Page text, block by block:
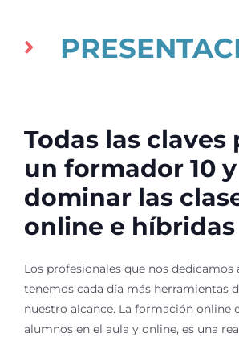
Todas las claves
un formador 10 y
dominar las
online e híbridas
Los profesionales que nos
tenemos cada día más herramientas
nuestro alcance. La formación online
alumnos en el aula y online, es una